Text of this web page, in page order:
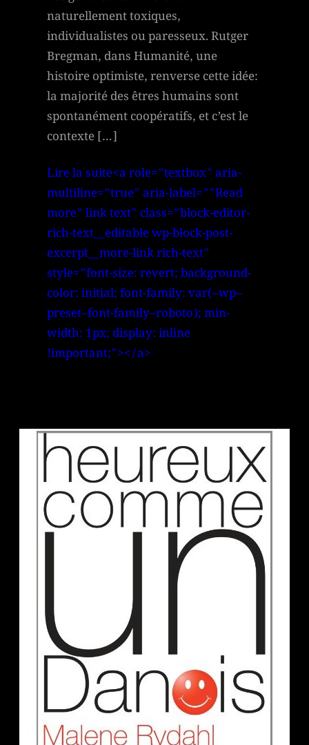
naturellement toxiques,
individualistes ou paresseux. Rutger
Bregman, dans Humanité, une
histoire optimiste, renverse cette idée:
la majorité des êtres humains sont
spontanément coopératifs, et c’est le
contexte […]
Lire la suite<a role="textbox" aria-
multiline="true" aria-label=""Read
more" link text" class="block-editor-
rich-text__editable wp-block-post-
excerpt__more-link rich-text"
style="font-size: revert; background-
color: initial; font-family: var(–wp–
preset–font-family–roboto); min-
width: 1px; display: inline
!important;"></a>